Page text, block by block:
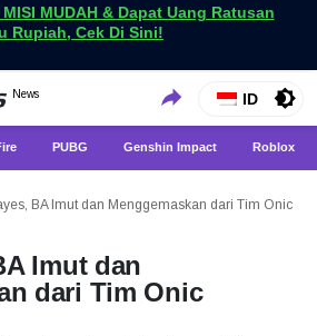
MUDAH & Dapat Uang Ratusan
Rupiah, Cek Di Sini!
VCGamers News
News
Dapatkan Berita Games Terbaru Hanya di VCGamers
ID
PUBG Genshin Impact Roblox
BA Imut dan Menggemaskan dari Tim Onic
Imut dan
dari Tim Onic